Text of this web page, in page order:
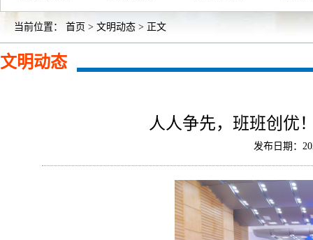
当前位置： 首页 > 文明动态 > 正文
文明动态
人人争先，班班创优
发布日期：